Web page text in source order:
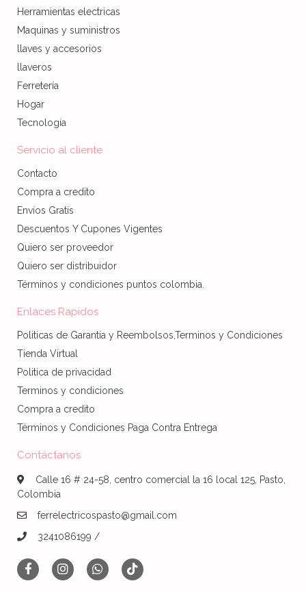
Herramientas electricas
Maquinas y suministros
llaves y accesorios
llaveros
Ferretería
Hogar
Tecnología
Servicio al cliente
Contacto
Compra a credito
Envíos Gratis
Descuentos Y Cupones Vigentes
Quiero ser proveedor
Quiero ser distribuidor
Términos y condiciones puntos colombia.
Enlaces Rapidos
Politicas de Garantia y Reembolsos,Terminos y Condiciones
Tienda Virtual
Politica de privacidad
Terminos y condiciones
Compra a credito
Términos y Condiciones Paga Contra Entrega
Contáctanos
Calle 16 # 24-58, centro comercial la 16 local 125, Pasto,
Colombia
ferrelectricospasto@gmail.com
3241086199 /